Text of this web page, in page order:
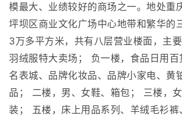
模最大、业绩较好的商场之一。地处重
坪坝区商业文化广场中心地带和繁华的
3万多平方米，共有八层营业楼面，主要
羽绒服特大卖场； 负一楼，食品日用百
名表城、品牌化妆品、品牌小家电、黄
品； 二楼，男、女鞋、箱包； 三楼，
装； 五楼，床上用品系列、羊绒毛衫裤